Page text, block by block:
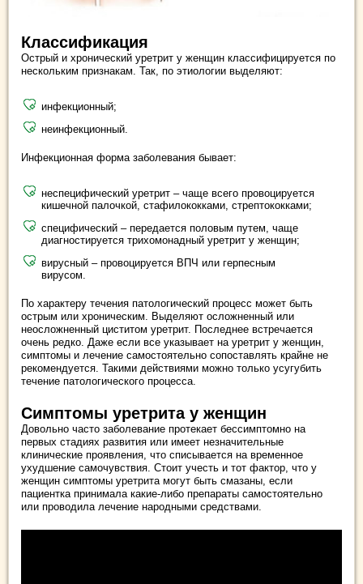
Классификация
Острый и хронический уретрит у женщин классифицируется по
нескольким признакам. Так, по этиологии выделяют:
инфекционный;
неинфекционный.
Инфекционная форма заболевания бывает:
неспецифический уретрит – чаще всего провоцируется
кишечной палочкой, стафилококками, стрептококками;
специфический – передается половым путем, чаще
диагностируется трихомонадный уретрит у женщин;
вирусный – провоцируется ВПЧ или герпесным
вирусом.
По характеру течения патологический процесс может быть
острым или хроническим. Выделяют осложненный или
неосложненный циститом уретрит. Последнее встречается
очень редко. Даже если все указывает на уретрит у женщин,
симптомы и лечение самостоятельно сопоставлять крайне не
рекомендуется. Такими действиями можно только усугубить
течение патологического процесса.
Симптомы уретрита у женщин
Довольно часто заболевание протекает бессимптомно на
первых стадиях развития или имеет незначительные
клинические проявления, что списывается на временное
ухудшение самочувствия. Стоит учесть и тот фактор, что у
женщин симптомы уретрита могут быть смазаны, если
пациентка принимала какие-либо препараты самостоятельно
или проводила лечение народными средствами.